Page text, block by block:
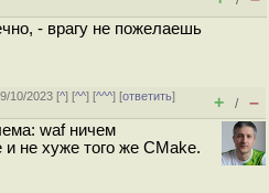
- врагу не пожелаешь
10/2023 [^] [^^] [^^^] [ответить]
+ / –
waf ничем
не хуже того же CMake.